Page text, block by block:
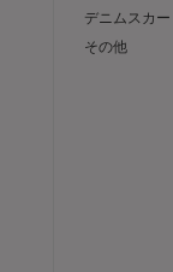
デニムスカー
その他